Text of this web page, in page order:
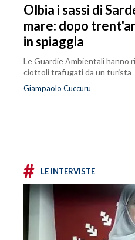
Olbia i sassi di
mare: dopo
in spiaggia
Le Guardie Ambientali hanno
ciottoli trafugati da un turista
Giampaolo Cuccuru
# LE INTERVISTE